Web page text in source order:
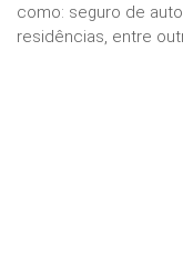
como: seguro de
residências, entre